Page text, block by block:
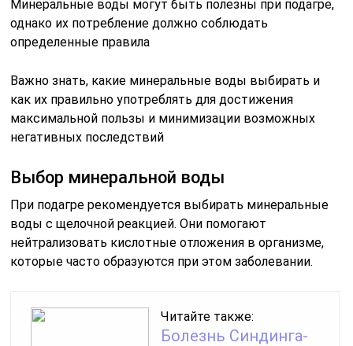
Минеральные воды могут быть полезны при подагре,
однако их потребление должно соблюдать
определенные правила
Важно знать, какие минеральные воды выбирать и
как их правильно употреблять для достижения
максимальной пользы и минимизации возможных
негативных последствий
Выбор минеральной воды
При подагре рекомендуется выбирать минеральные
воды с щелочной реакцией. Они помогают
нейтрализовать кислотные отложения в организме,
которые часто образуются при этом заболевании.
Читайте также:
Болезнь Синдинга-